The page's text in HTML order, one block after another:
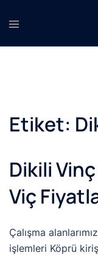
atla
Etiket:
Dikili
Viç
Çalışma
işlemleri Köprü